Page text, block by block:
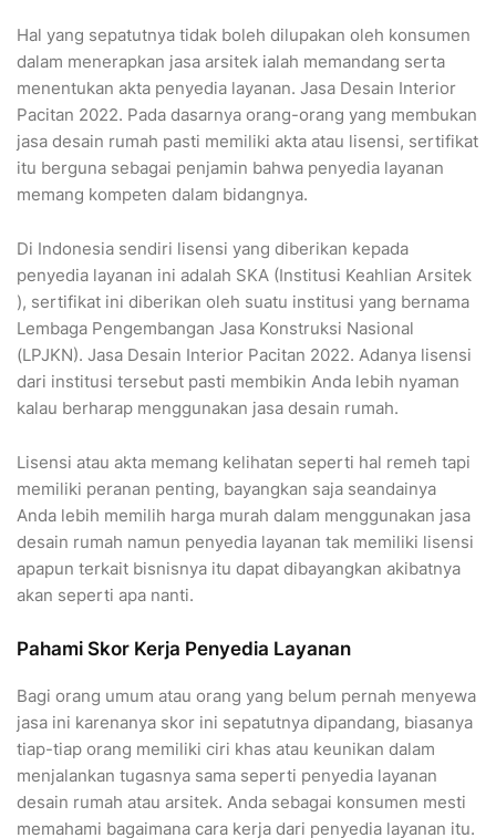
Hal yang sepatutnya tidak boleh dilupakan oleh konsumen
dalam menerapkan jasa arsitek ialah memandang serta
menentukan akta penyedia layanan. Jasa Desain Interior
Pacitan 2022. Pada dasarnya orang-orang yang membukan
jasa desain rumah pasti memiliki akta atau lisensi, sertifikat
itu berguna sebagai penjamin bahwa penyedia layanan
memang kompeten dalam bidangnya.
Di Indonesia sendiri lisensi yang diberikan kepada
penyedia layanan ini adalah SKA (Institusi Keahlian Arsitek
), sertifikat ini diberikan oleh suatu institusi yang bernama
Lembaga Pengembangan Jasa Konstruksi Nasional
(LPJKN). Jasa Desain Interior Pacitan 2022. Adanya lisensi
dari institusi tersebut pasti membikin Anda lebih nyaman
kalau berharap menggunakan jasa desain rumah.
Lisensi atau akta memang kelihatan seperti hal remeh tapi
memiliki peranan penting, bayangkan saja seandainya
Anda lebih memilih harga murah dalam menggunakan jasa
desain rumah namun penyedia layanan tak memiliki lisensi
apapun terkait bisnisnya itu dapat dibayangkan akibatnya
akan seperti apa nanti.
Pahami Skor Kerja Penyedia Layanan
Bagi orang umum atau orang yang belum pernah menyewa
jasa ini karenanya skor ini sepatutnya dipandang, biasanya
tiap-tiap orang memiliki ciri khas atau keunikan dalam
menjalankan tugasnya sama seperti penyedia layanan
desain rumah atau arsitek. Anda sebagai konsumen mesti
memahami bagaimana cara kerja dari penyedia layanan itu.